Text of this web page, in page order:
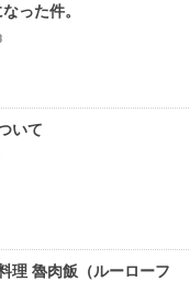
った件。
いて
理 魯肉飯（ルーローフ